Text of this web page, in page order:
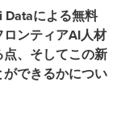
Dataによる無料
ンティアAI人材
、そしてこの新
できるかについ